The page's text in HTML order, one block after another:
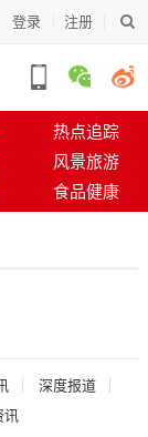
登录 注册
热点追踪
风景旅游
食品健康
深度报道
讯